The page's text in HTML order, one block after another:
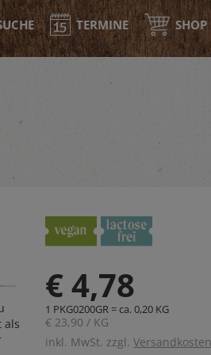
TERMINE SHOP
als
€ 4,78
1 PKG0200GR = ca. 0,20 KG
€ 23,90 / KG
inkl. MwSt. zzgl.Versandkosten